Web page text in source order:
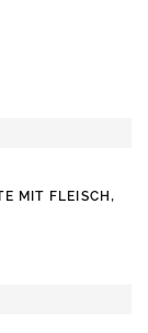
MIT FLEISCH,